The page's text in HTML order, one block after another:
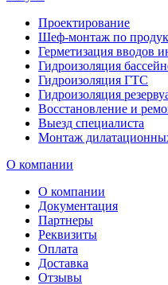
Проектирование
Шеф-монтаж по
Герметизация вводов
Гидроизоляция
Гидроизоляция ГТС
Гидроизоляция
Восстановление и
Выезд специалиста
Монтаж
О компании
О компании
Документация
Партнеры
Реквизиты
Оплата
Доставка
Отзывы